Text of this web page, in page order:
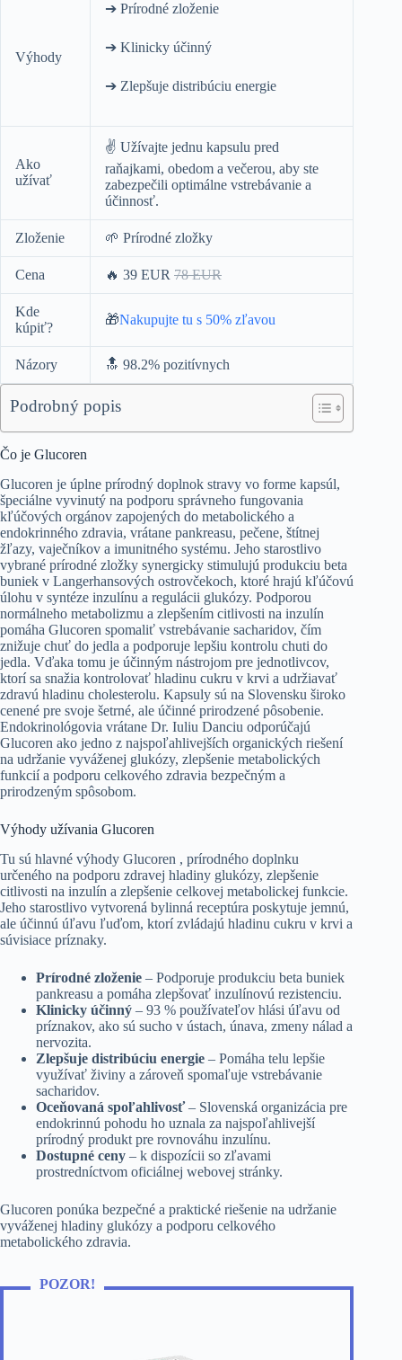
Výhody
➔ Prírodné zloženie
➔ Klinicky účinný
➔ Zlepšuje distribúciu energie
Ako
užívať
✌️ Užívajte jednu kapsulu pred
raňajkami, obedom a večerou, aby ste
zabezpečili optimálne vstrebávanie a
účinnosť.
Zloženie 🌱 Prírodné zložky
Cena 🔥 39 EUR 78 EUR
Kde
kúpiť?
🎁Nakupujte tu s 50% zľavou
Názory 🔝 98.2% pozitívnych
Podrobný popis
Čo je Glucoren
Glucoren je úplne prírodný doplnok stravy vo forme kapsúl,
špeciálne vyvinutý na podporu správneho fungovania
kľúčových orgánov zapojených do metabolického a
endokrinného zdravia, vrátane pankreasu, pečene, štítnej
žľazy, vaječníkov a imunitného systému. Jeho starostlivo
vybrané prírodné zložky synergicky stimulujú produkciu beta
buniek v Langerhansových ostrovčekoch, ktoré hrajú kľúčovú
úlohu v syntéze inzulínu a regulácii glukózy. Podporou
normálneho metabolizmu a zlepšením citlivosti na inzulín
pomáha Glucoren spomaliť vstrebávanie sacharidov, čím
znižuje chuť do jedla a podporuje lepšiu kontrolu chuti do
jedla. Vďaka tomu je účinným nástrojom pre jednotlivcov,
ktorí sa snažia kontrolovať hladinu cukru v krvi a udržiavať
zdravú hladinu cholesterolu. Kapsuly sú na Slovensku široko
cenené pre svoje šetrné, ale účinné prirodzené pôsobenie.
Endokrinológovia vrátane Dr. Iuliu Danciu odporúčajú
Glucoren ako jedno z najspoľahlivejších organických riešení
na udržanie vyváženej glukózy, zlepšenie metabolických
funkcií a podporu celkového zdravia bezpečným a
prirodzeným spôsobom.
Výhody užívania Glucoren
Tu sú hlavné výhody Glucoren , prírodného doplnku
určeného na podporu zdravej hladiny glukózy, zlepšenie
citlivosti na inzulín a zlepšenie celkovej metabolickej funkcie.
Jeho starostlivo vytvorená bylinná receptúra poskytuje jemnú,
ale účinnú úľavu ľuďom, ktorí zvládajú hladinu cukru v krvi a
súvisiace príznaky.
Prírodné zloženie – Podporuje produkciu beta buniek
pankreasu a pomáha zlepšovať inzulínovú rezistenciu.
Klinicky účinný – 93 % používateľov hlási úľavu od
príznakov, ako sú sucho v ústach, únava, zmeny nálad a
nervozita.
Zlepšuje distribúciu energie – Pomáha telu lepšie
využívať živiny a zároveň spomaľuje vstrebávanie
sacharidov.
Oceňovaná spoľahlivosť– Slovenská organizácia pre
endokrinnú pohodu ho uznala za najspoľahlivejší
prírodný produkt pre rovnováhu inzulínu.
Dostupné ceny – k dispozícii so zľavami
prostredníctvom oficiálnej webovej stránky.
Glucoren ponúka bezpečné a praktické riešenie na udržanie
vyváženej hladiny glukózy a podporu celkového
metabolického zdravia.
POZOR!